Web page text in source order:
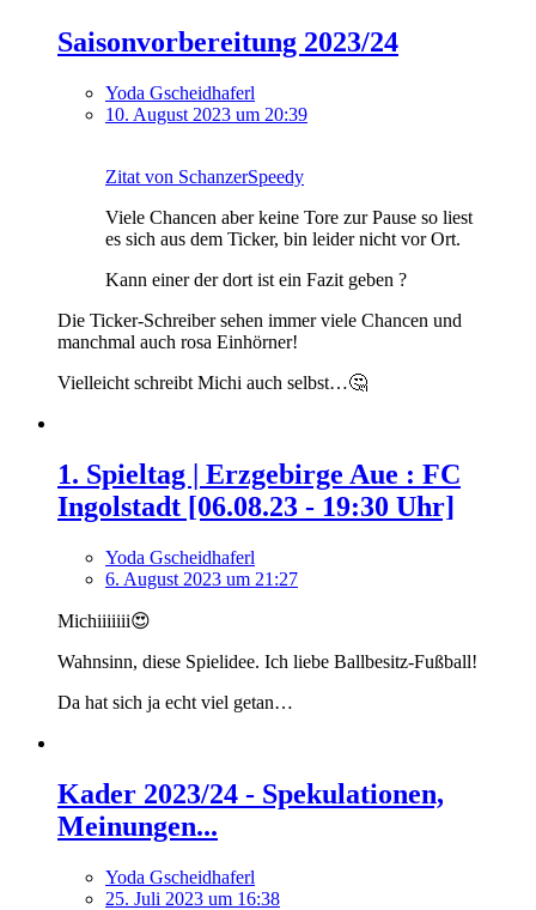
Saisonvorbereitung 2023/24
Yoda Gscheidhaferl
10. August 2023 um 20:39
Zitat von SchanzerSpeedy
Viele Chancen aber keine Tore zur Pause so liest
es sich aus dem Ticker, bin leider nicht vor Ort.
Kann einer der dort ist ein Fazit geben ?
Die Ticker-Schreiber sehen immer viele Chancen und
manchmal auch rosa Einhörner!
Vielleicht schreibt Michi auch selbst…🤔
1. Spieltag | Erzgebirge Aue : FC
Ingolstadt [06.08.23 - 19:30 Uhr]
Yoda Gscheidhaferl
6. August 2023 um 21:27
Michiiiiiii😍
Wahnsinn, diese Spielidee. Ich liebe Ballbesitz-Fußball!
Da hat sich ja echt viel getan…
Kader 2023/24 - Spekulationen,
Meinungen...
Yoda Gscheidhaferl
25. Juli 2023 um 16:38